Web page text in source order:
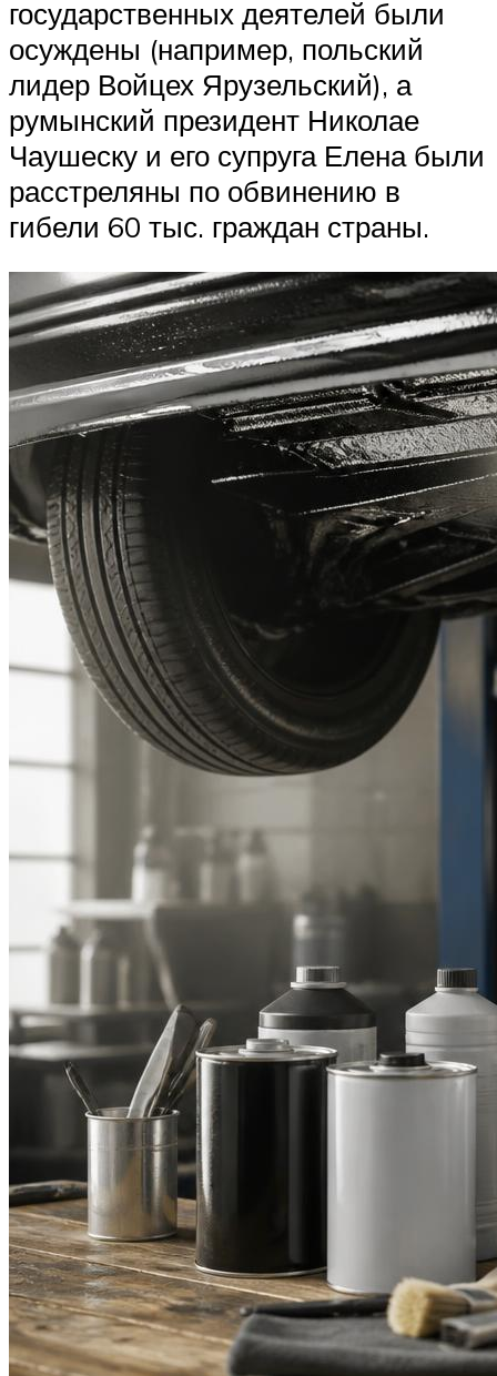
государственных деятелей были
осуждены (например, польский
лидер Войцех Ярузельский), а
румынский президент Николае
Чаушеску и его супруга Елена были
расстреляны по обвинению в
гибели 60 тыс. граждан страны.